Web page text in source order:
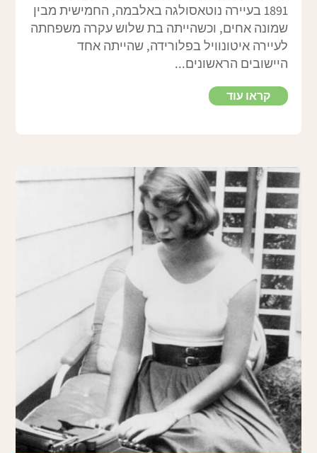
1891 בעיירה נוטאסולגה באלבמה, החמישית מבין
שמונה אחים, וכשהייתה בת שלוש עקרה משפחתה
לעיירה איטונוויל בפלורידה, שהייתה אחד
היישובים הראשונים...
קראו עוד